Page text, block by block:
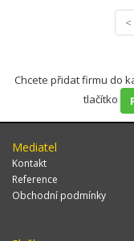
<
Chcete přidat firmu do
tlačítko
Mediatel
Kontakt
Reference
Obchodní podmínky